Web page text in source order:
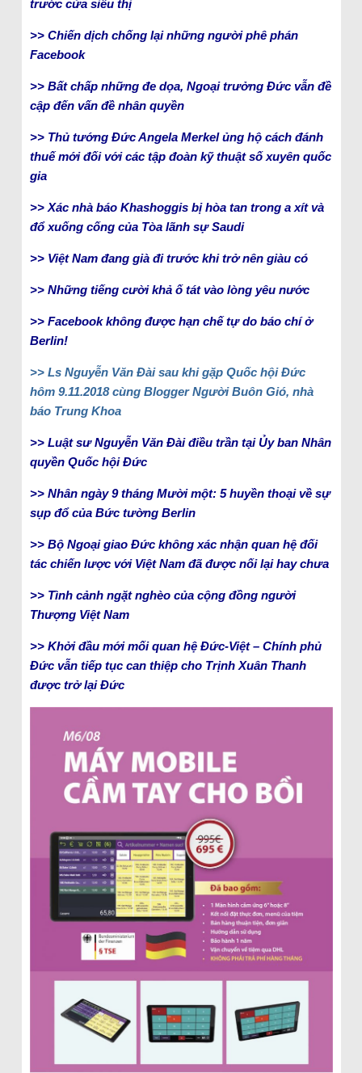
trước cửa siêu thị
>> Chiến dịch chống lại những người phê phán
Facebook
>> Bất chấp những đe dọa, Ngoại trưởng Đức vẫn đề
cập đến vấn đề nhân quyền
>> Thủ tướng Đức Angela Merkel ủng hộ cách đánh
thuế mới đối với các tập đoàn kỹ thuật số xuyên quốc
gia
>> Xác nhà báo Khashoggis bị hòa tan trong a xít và
đổ xuống cống của Tòa lãnh sự Saudi
>> Việt Nam đang già đi trước khi trở nên giàu có
>> Những tiếng cười khả ố tát vào lòng yêu nước
>> Facebook không được hạn chế tự do báo chí ở
Berlin!
>> Ls Nguyễn Văn Đài sau khi gặp Quốc hội Đức
hôm 9.11.2018 cùng Blogger Người Buôn Gió, nhà
báo Trung Khoa
>> Luật sư Nguyễn Văn Đài điều trần tại Ủy ban Nhân
quyền Quốc hội Đức
>> Nhân ngày 9 tháng Mười một: 5 huyền thoại về sự
sụp đổ của Bức tường Berlin
>> Bộ Ngoại giao Đức không xác nhận quan hệ đối
tác chiến lược với Việt Nam đã được nối lại hay chưa
>> Tình cảnh ngặt nghèo của cộng đồng người
Thượng Việt Nam
>> Khởi đầu mới mối quan hệ Đức-Việt – Chính phủ
Đức vẫn tiếp tục can thiệp cho Trịnh Xuân Thanh
được trở lại Đức